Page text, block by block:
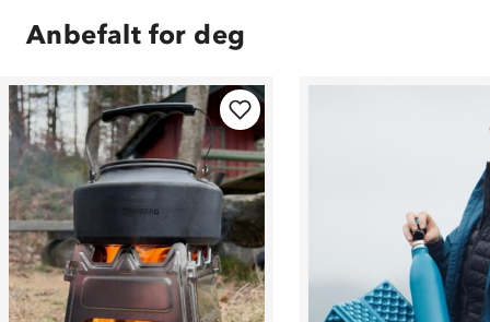
Anbefalt for deg